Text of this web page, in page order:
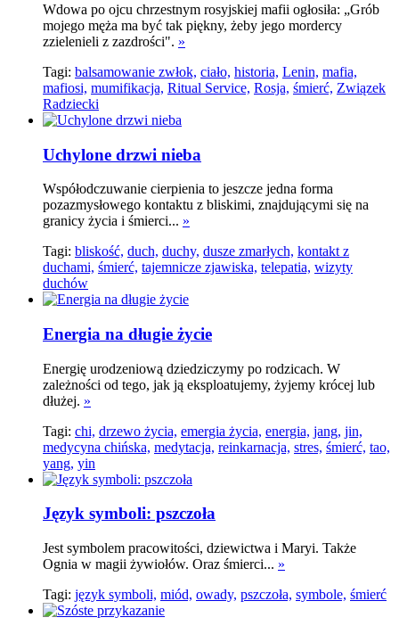
Wdowa po ojcu chrzestnym rosyjskiej mafii ogłosiła: „Grób
mojego męża ma być tak piękny, żeby jego mordercy
zzielenieli z zazdrości". »
Tagi: balsamowanie zwłok, ciało, historia, Lenin, mafia,
mafiosi, mumifikacja, Ritual Service, Rosja, śmierć, Związek
Radziecki
Uchylone drzwi nieba
Współodczuwanie cierpienia to jeszcze jedna forma
pozazmysłowego kontaktu z bliskimi, znajdującymi się na
granicy życia i śmierci... »
Tagi: bliskość, duch, duchy, dusze zmarłych, kontakt z
duchami, śmierć, tajemnicze zjawiska, telepatia, wizyty
duchów
Energia na długie życie
Energię urodzeniową dziedziczymy po rodzicach. W
zależności od tego, jak ją eksploatujemy, żyjemy krócej lub
dłużej. »
Tagi: chi, drzewo życia, emergia życia, energia, jang, jin,
medycyna chińska, medytacja, reinkarnacja, stres, śmierć, tao,
yang, yin
Język symboli: pszczoła
Jest symbolem pracowitości, dziewictwa i Maryi. Także
Ognia w magii żywiołów. Oraz śmierci... »
Tagi: język symboli, miód, owady, pszczoła, symbole, śmierć